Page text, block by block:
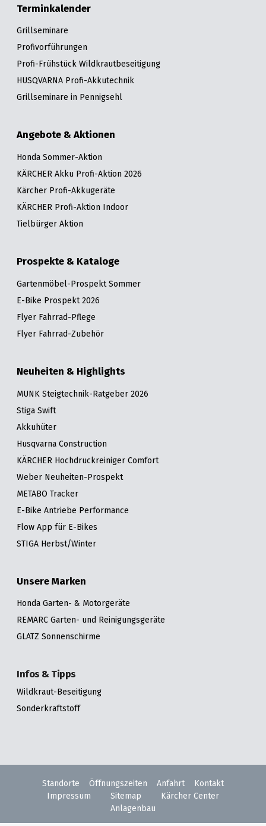
Terminkalender
Grillseminare
Profivorführungen
Profi-Frühstück Wildkrautbeseitigung
HUSQVARNA Profi-Akkutechnik
Grillseminare in Pennigsehl
Angebote & Aktionen
Honda Sommer-Aktion
KÄRCHER Akku Profi-Aktion 2026
Kärcher Profi-Akkugeräte
KÄRCHER Profi-Aktion Indoor
Tielbürger Aktion
Prospekte & Kataloge
Gartenmöbel-Prospekt Sommer
E-Bike Prospekt 2026
Flyer Fahrrad-Pflege
Flyer Fahrrad-Zubehör
Neuheiten & Highlights
MUNK Steigtechnik-Ratgeber 2026
Stiga Swift
Akkuhüter
Husqvarna Construction
KÄRCHER Hochdruckreiniger Comfort
Weber Neuheiten-Prospekt
METABO Tracker
E-Bike Antriebe Performance
Flow App für E-Bikes
STIGA Herbst/Winter
Unsere Marken
Honda Garten- & Motorgeräte
REMARC Garten- und Reinigungsgeräte
GLATZ Sonnenschirme
Infos & Tipps
Wildkraut-Beseitigung
Sonderkraftstoff
Standorte Öffnungszeiten Anfahrt
Kontakt
Impressum
Sitemap
Kärcher Center
Anlagenbau